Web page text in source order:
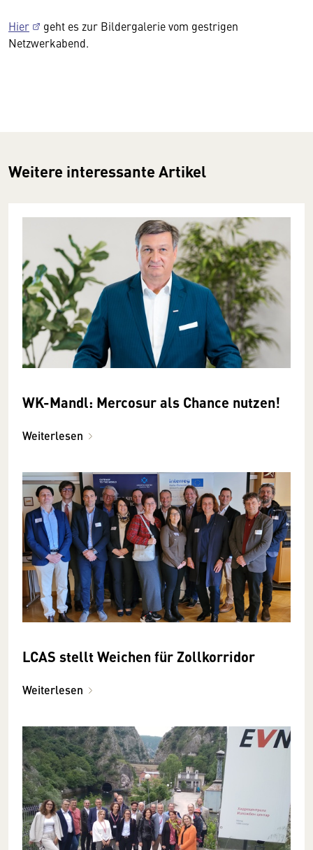
Hier
geht es zur Bildergalerie vom gestrigen
Netzwerkabend.
Weitere interessante Artikel
WK-Mandl: Mercosur als Chance nutzen!
Weiterlesen
LCAS stellt Weichen für Zollkorridor
Weiterlesen